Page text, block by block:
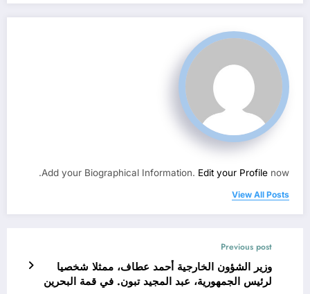
Add your Biographical Information. Edit your Profile now.
View All Posts
Previous post
وزير الشؤون الخارجية أحمد عطاف، ممثلا شخصيا
لرئيس الجمهورية، عبد المجيد تبون. في قمة البحرين